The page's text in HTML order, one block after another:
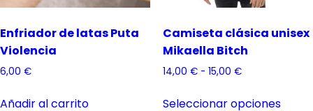
de
Enfriador de latas Puta
Violencia
6,00 €
Añadir al carrito
Camiseta clásica unisex
Mikaella Bitch
14,00 € - 15,00 €Rango
precios:
Seleccionar opciones